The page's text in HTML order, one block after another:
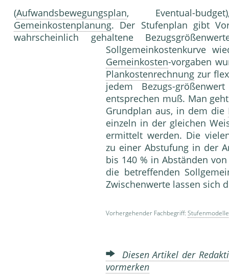
(Aufwandsbewegungsplan, Eventual-
Gemeinkostenplanung. Der Stufenplan gibt
wahrscheinlich gehaltene
Sollgemeinkostenkurve
Gemeinkosten-vorgaben
Plankostenrechnung zur
jedem Bezugs-
entsprechen muß. Man
Grundplan aus, in dem die
einzeln in der gleichen
ermittelt werden. Die
zu einer Abstufung in der
bis 140 % in Abständen
die betreffenden
Zwischenwerte lassen sich
Vorhergehender Fachbegriff:
Diesen Artikel der
vormerken